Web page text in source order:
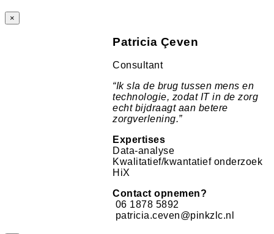
×
Patricia Çeven
Consultant
“Ik sla de brug tussen mens en
technologie, zodat IT in de zorg
echt bijdraagt aan betere
zorgverlening.”
Expertises
Data-analyse
Kwalitatief/kwantatief onderzoek
HiX
Contact opnemen?
06 1878 5892
patricia.ceven@pinkzlc.nl